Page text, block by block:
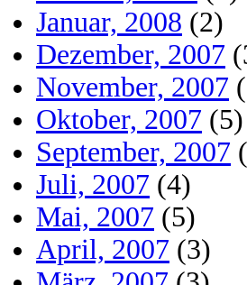
Januar, 2008 (2)
Dezember, 2007
November, 2007
Oktober, 2007 (5)
September, 2007
Juli, 2007 (4)
Mai, 2007 (5)
April, 2007 (3)